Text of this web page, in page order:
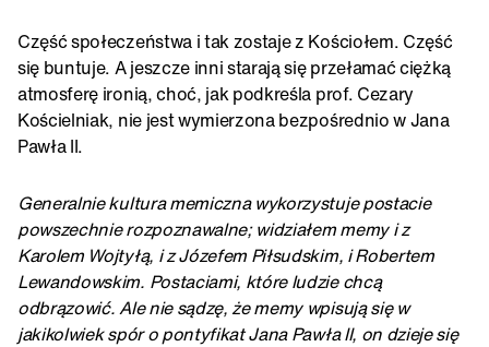
Część społeczeństwa i tak zostaje z Kościołem. Część
się buntuje. A jeszcze inni starają się przełamać ciężką
atmosferę ironią, choć, jak podkreśla prof. Cezary
Kościelniak, nie jest wymierzona bezpośrednio w Jana
Pawła II.
Generalnie kultura memiczna wykorzystuje postacie
powszechnie rozpoznawalne; widziałem memy i z
Karolem Wojtyłą, i z Józefem Piłsudskim, i Robertem
Lewandowskim. Postaciami, które ludzie chcą
odbrązowić. Ale nie sądzę, że memy wpisują się w
jakikolwiek spór o pontyfikat Jana Pawła II, on dzieje się